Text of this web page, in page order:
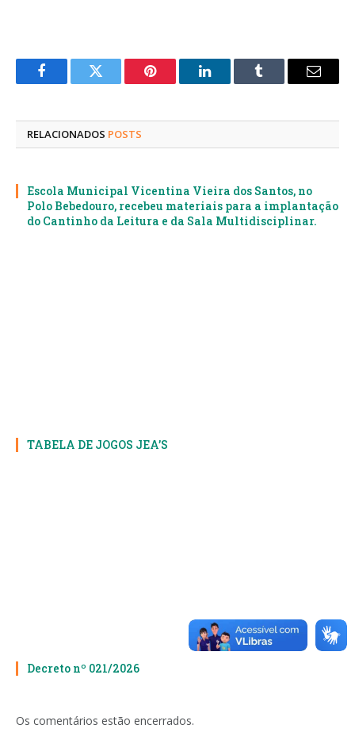
FacebookTwitter Pinterest LinkedInTumblr
E-
RELACIONADOS POSTS
Escola Municipal Vicentina Vieira dos Santos, no
Polo Bebedouro, recebeu materiais para a implantação
do Cantinho da Leitura e da Sala Multidisciplinar.
TABELA DE JOGOS JEA’S
Decreto nº 021/2026
Os comentários estão encerrados.